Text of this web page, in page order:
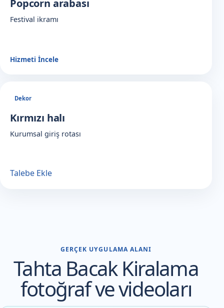
Popcorn arabası
Festival ikramı
Hizmeti İncele
Dekor
Kırmızı halı
Kurumsal giriş rotası
Talebe Ekle
GERÇEK UYGULAMA ALANI
Tahta Bacak Kiralama
fotoğraf ve videoları